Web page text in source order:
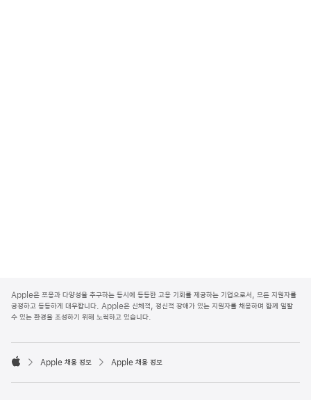
p
p
l
o
e
Apple은 포용과 다양성을 추구하는 동시에 동등한 고용 기회를 제공하는 기업으로서, 모든 지원자를
공정하고 동등하게 대우합니다. Apple은 신체적, 정신적 장애가 있는 지원자를 채용하며 함께 일할
수 있는 환경을 조성하기 위해 노력하고 있습니다.

p
Apple 채용 정보 Apple 채용 정보